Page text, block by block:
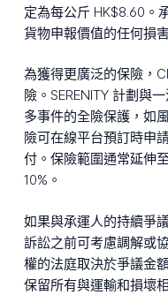
定為每公斤 HK$8.60。
貨物申報價值的任何損
為獲得更廣泛的保險，
險。SERENITY 計劃與
多事件的全險保護，如
險可在線平台預訂時申
付。保險範圍通常延伸
10%。
如果與承運人的持續爭
訴訟之前可考慮調解或
權的法庭取決於爭議金
保留所有與運輸和損壞